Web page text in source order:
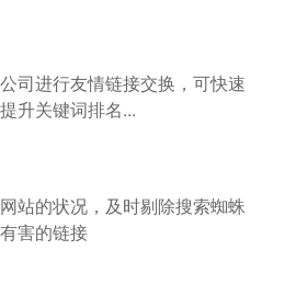
司进行友情链接交换，可快速
升关键词排名...
站的状况，及时剔除搜索蜘蛛
害的链接